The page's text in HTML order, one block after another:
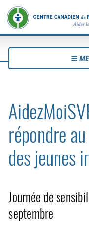
répondre
des jeunes
Journée de
septembre